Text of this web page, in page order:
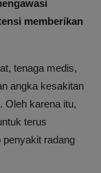
memberikan
tenaga medis,
angka kesakitan
Oleh karena itu,
terus
penyakit radang